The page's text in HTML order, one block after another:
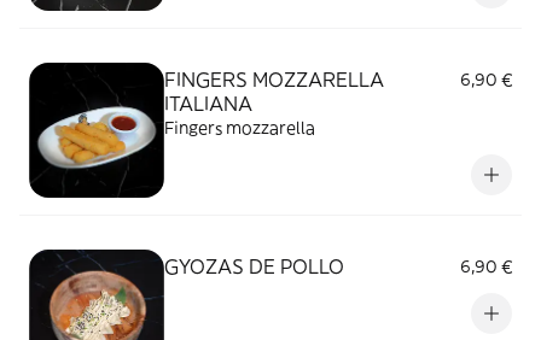
FINGERS MOZZARELLA
ITALIANA
6,90 €
Fingers mozzarella
GYOZAS DE POLLO 6,90 €